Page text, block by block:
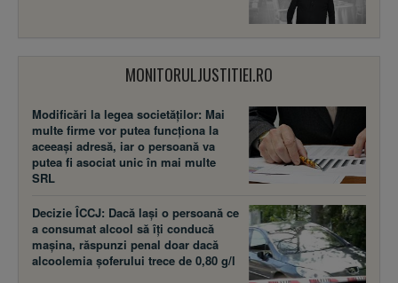
MONITORULJUSTITIEI.RO
Modificări la legea societăţilor: Mai
multe firme vor putea funcţiona la
aceeaşi adresă, iar o persoană va
putea fi asociat unic în mai multe
SRL
Decizie ÎCCJ: Dacă laşi o persoană ce
a consumat alcool să îţi conducă
maşina, răspunzi penal doar dacă
alcoolemia şoferului trece de 0,80 g/l